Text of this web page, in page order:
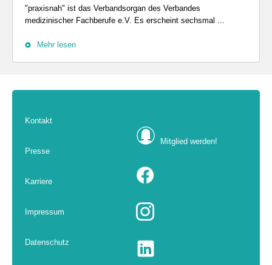
"praxisnah" ist das Verbandsorgan des Verbandes
medizinischer Fachberufe e.V. Es erscheint sechsmal ...
Mehr lesen
Kontakt
Presse
Karriere
Impressum
Datenschutz
Mitglied werden!